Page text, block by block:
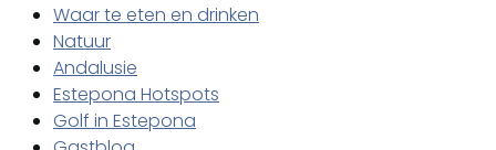
Waar te eten en drinken
Natuur
Andalusie
Estepona Hotspots
Golf in Estepona